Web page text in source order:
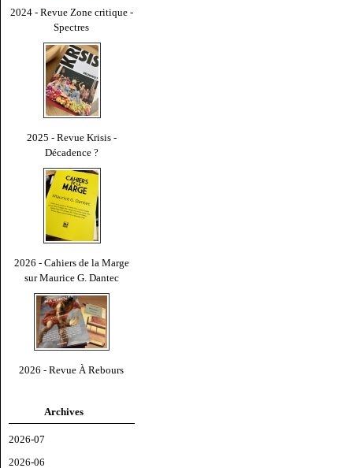
2024 - Revue Zone critique -
Spectres
2025 - Revue Krisis -
Décadence ?
2026 - Cahiers de la Marge
sur Maurice G. Dantec
2026 - Revue À Rebours
Archives
2026-07
2026-06